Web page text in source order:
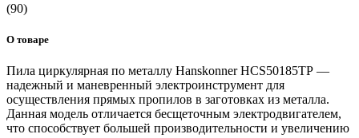
(90)
О товаре
Пила циркулярная по металлу Hanskonner HCS50185ТР —
надежный и маневренный электроинструмент для
осуществления прямых пропилов в заготовках из металла.
Данная модель отличается бесщеточным электродвигателем,
что способствует большей производительности и увеличению